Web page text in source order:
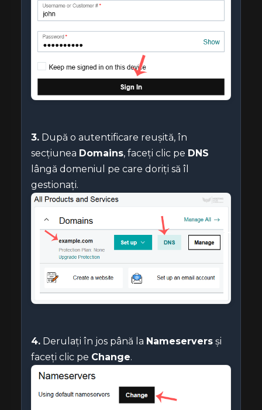
3. După o autentificare reușită, în
secțiunea Domains, faceți clic pe DNS
lângă domeniul pe care doriți să îl
gestionați.
4. Derulați în jos până la Nameservers și
faceți clic pe Change.